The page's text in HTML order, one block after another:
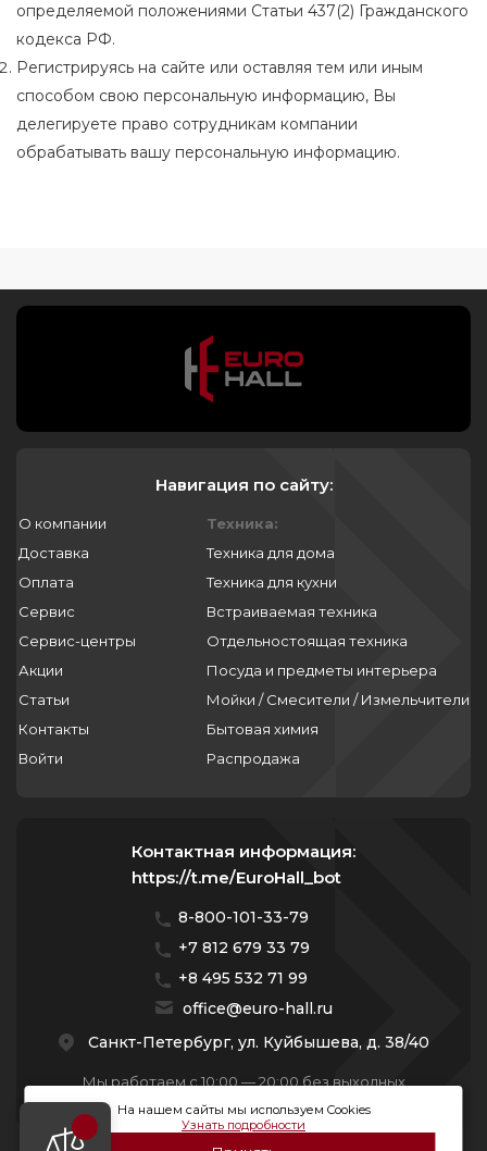
определяемой положениями Статьи 437(2) Гражданского
кодекса РФ.
Регистрируясь на сайте или оставляя тем или иным
способом свою персональную информацию, Вы
делегируете право сотрудникам компании
обрабатывать вашу персональную информацию.
Навигация по сайту:
О компании
Доставка
Оплата
Сервис
Сервис-центры
Акции
Статьи
Контакты
Войти
Техника:
Техника для дома
Техника для кухни
Встраиваемая техника
Отдельностоящая техника
Посуда и предметы интерьера
Мойки / Смесители / Измельчители
Бытовая химия
Распродажа
Контактная информация:
https://t.me/EuroHall_bot
8-800-101-33-79
+7 812 679 33 79
+8 495 532 71 99
office@euro-hall.ru
Санкт-Петербург, ул. Куйбышева, д. 38/40
Мы работаем с 10:00 — 20:00 без выходных
На нашем сайты мы используем Cookies
Узнать подробности